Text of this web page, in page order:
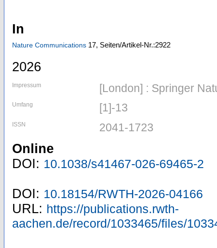
In
Nature Communications 17, Seiten/Artikel-Nr.:2922
2026
Impressum [London] : Springer
Umfang [1]-13
ISSN 2041-1723
Online
DOI: 10.1038/s41467-026-69465-2
DOI: 10.18154/RWTH-2026-04166
URL: https://publications.rwth-
aachen.de/record/1033465/files/